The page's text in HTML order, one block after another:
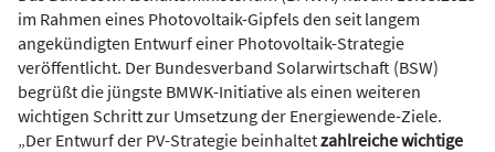
im Rahmen eines Photovoltaik-Gipfels den seit langem
angekündigten Entwurf einer Photovoltaik-Strategie
veröffentlicht. Der Bundesverband Solarwirtschaft (BSW)
begrüßt die jüngste BMWK-Initiative als einen weiteren
wichtigen Schritt zur Umsetzung der Energiewende-Ziele.
„Der Entwurf der PV-Strategie beinhaltetzahlreiche wichtige